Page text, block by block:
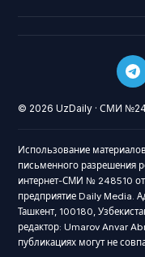
© 2026 UzDaily · СМИ
Использование
письменного разрешения
интернет-СМИ № 248510 от
предприятие Daily Media.
Ташкент, 100180,
редактор: Umarov Anvar
публикациях могут не